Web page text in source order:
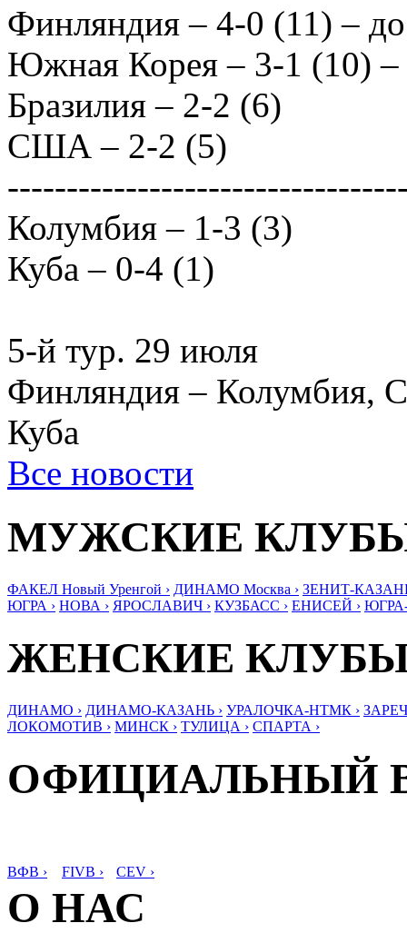
Финляндия – 4-0 (11) –
Южная Корея – 3-1 (10) –
Бразилия – 2-2 (6)
США – 2-2 (5)
Колумбия – 1-3 (3)
Куба – 0-4 (1)
5-й тур. 29 июля
Финляндия – Колумбия,
Куба
Все новости
МУЖСКИЕ
ФАКЕЛ Новый Уренгой › ДИНАМО Москва › ЗЕНИТ-
ЮГРА › НОВА › ЯРОСЛАВИЧ › КУЗБАСС › ЕНИСЕЙ ›
ЖЕНСКИЕ
ДИНАМО › ДИНАМО-КАЗАНЬ › УРАЛОЧКА-НТМК ›
ЛОКОМОТИВ › МИНСК › ТУЛИЦА › СПАРТА ›
ОФИЦИАЛЬНЫЙ
ВФВ › FIVB › CEV ›
О НАС